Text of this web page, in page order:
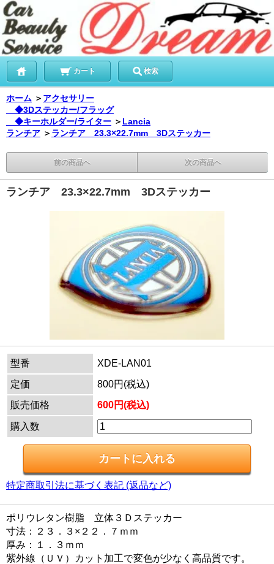
カート 検索
ホーム ＞ アクセサリー
◆3Dステッカー/フラッグ
◆キーホルダー/ライター ＞ Lancia
ランチア ＞ ランチア 23.3×22.7mm 3Dステッカー
前の商品へ 次の商品へ
ランチア 23.3×22.7mm 3Dステッカー
型番
XDE-LAN01
定価
800円(税込)
販売価格
600円(税込)
購入数
特定商取引法に基づく表記 (返品など)
ポリウレタン樹脂 立体３Ｄステッカー
寸法：２３．３×２２．７ｍｍ
厚み：１．３ｍｍ
紫外線（ＵＶ）カット加工で変色が少なく高品質です。